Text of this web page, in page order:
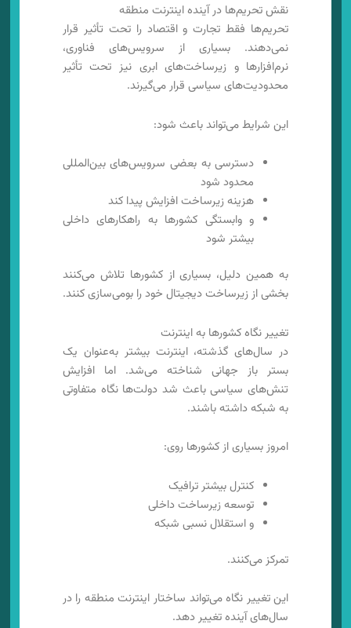
نقش تحریم‌ها در آینده اینترنت منطقه
تحریم‌ها فقط تجارت و اقتصاد را تحت تأثیر قرار
نمی‌دهند. بسیاری از سرویس‌های فناوری،
نرم‌افزارها و زیرساخت‌های ابری نیز تحت تأثیر
محدودیت‌های سیاسی قرار می‌گیرند.
این شرایط می‌تواند باعث شود:
دسترسی به بعضی سرویس‌های بین‌المللی
محدود شود
هزینه زیرساخت افزایش پیدا کند
و وابستگی کشورها به راهکارهای داخلی
بیشتر شود
به همین دلیل، بسیاری از کشورها تلاش می‌کنند
بخشی از زیرساخت دیجیتال خود را بومی‌سازی کنند.
تغییر نگاه کشورها به اینترنت
در سال‌های گذشته، اینترنت بیشتر به‌عنوان یک
بستر باز جهانی شناخته می‌شد. اما افزایش
تنش‌های سیاسی باعث شد دولت‌ها نگاه متفاوتی
به شبکه داشته باشند.
امروز بسیاری از کشورها روی:
کنترل بیشتر ترافیک
توسعه زیرساخت داخلی
و استقلال نسبی شبکه
تمرکز می‌کنند.
این تغییر نگاه می‌تواند ساختار اینترنت منطقه را در
سال‌های آینده تغییر دهد.